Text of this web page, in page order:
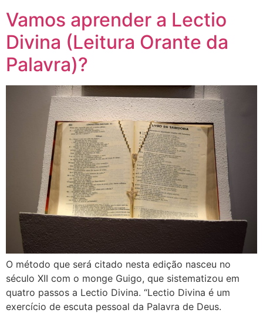
Vamos aprender a Lectio
Divina (Leitura Orante da
Palavra)?
O método que será citado nesta edição nasceu no
século XII com o monge Guigo, que sistematizou em
quatro passos a Lectio Divina. “Lectio Divina é um
exercício de escuta pessoal da Palavra de Deus.